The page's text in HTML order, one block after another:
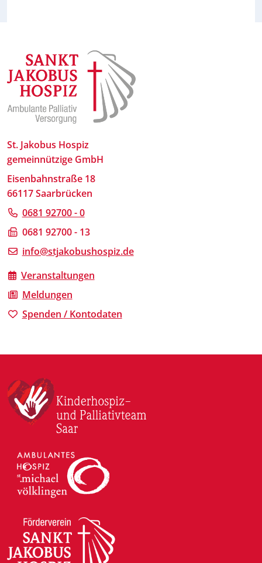
St. Jakobus Hospiz
gemeinnützige GmbH
Eisenbahnstraße 18
66117 Saarbrücken
0681 92700 - 0
0681 92700 - 13
info@stjakobushospiz.de
Veranstaltungen
Meldungen
Spenden / Kontodaten